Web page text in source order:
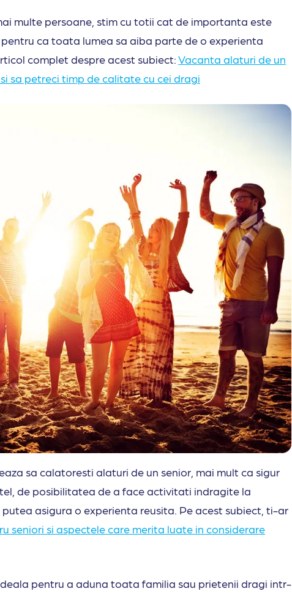
multe persoane, stim cu totii cat de importanta este
ca toata lumea sa aiba parte de o experienta
complet despre acest subiect:Vacanta alaturi de un
sa petreci timp de calitate cu cei dragi
sa calatoresti alaturi de un senior, mai mult ca sigur
de posibilitatea de a face activitati indragite la
asigura o experienta reusita. Pe acest subiect, ti-ar
seniori si aspectele care merita luate in considerare
pentru a aduna toata familia sau prietenii dragi intr-